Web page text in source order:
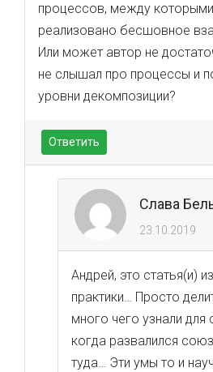
процессов, между
реализовано бесшовное
Или может автор не
не слышал про процессы и
уровни декомпозиции?
Ответить
Слава
23.10.2019
Андрей, это статья(и)
практики… Просто
много чего узнали для
когда развалился
туда… Эти умы то и